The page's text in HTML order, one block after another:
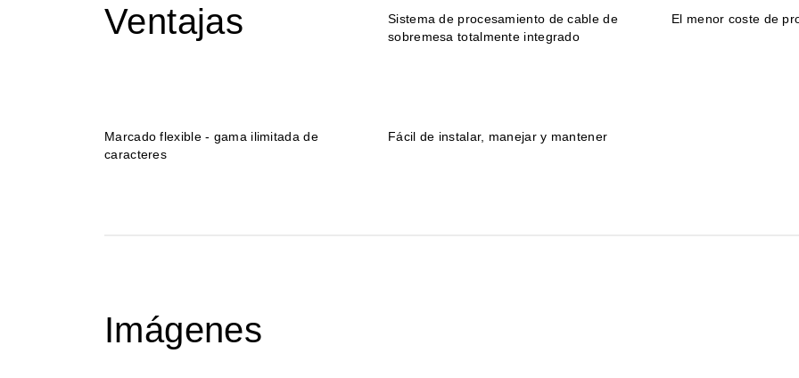
Ventajas
Sistema de procesamiento de cable de
sobremesa totalmente integrado
El menor coste de
Marcado flexible - gama ilimitada de
caracteres
Fácil de instalar, manejar y mantener
Imágenes